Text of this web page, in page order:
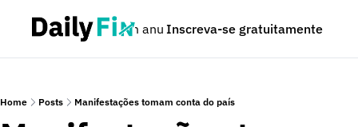
Podcast Seja um anunciante Dúvidas
Inscreva-se gratuitamente
Home Posts Manifestações tomam conta do país